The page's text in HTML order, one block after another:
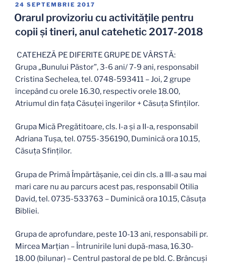
PUBLICAT
PE
24 SEPTEMBRIE 2017
Orarul provizoriu cu activitățile pentru
copii și tineri, anul catehetic 2017-2018
CATEHEZĂ PE DIFERITE GRUPE DE VÂRSTĂ:
Grupa „Bunului Păstor”, 3-6 ani/ 7-9 ani, responsabil
Cristina Sechelea, tel. 0748-593411 – Joi, 2 grupe
începând cu orele 16.30, respectiv orele 18.00,
Atriumul din fața Căsuţei îngerilor + Căsuța Sfinților.
Grupa Mică Pregătitoare, cls. I-a și a II-a, responsabil
Adriana Tușa, tel. 0755-356190, Duminică ora 10.15,
Căsuţa Sfinţilor.
Grupa de Primă Împărtăşanie, cei din cls. a III-a sau mai
mari care nu au parcurs acest pas, responsabil Otilia
David, tel. 0735-533763 – Duminică ora 10.15, Căsuţa
Bibliei.
Grupa de aprofundare, peste 10-13 ani, responsabili pr.
Mircea Marțian – Întrunirile luni după-masa, 16.30-
18.00 (bilunar) – Centrul pastoral de pe bld. C. Brâncuși